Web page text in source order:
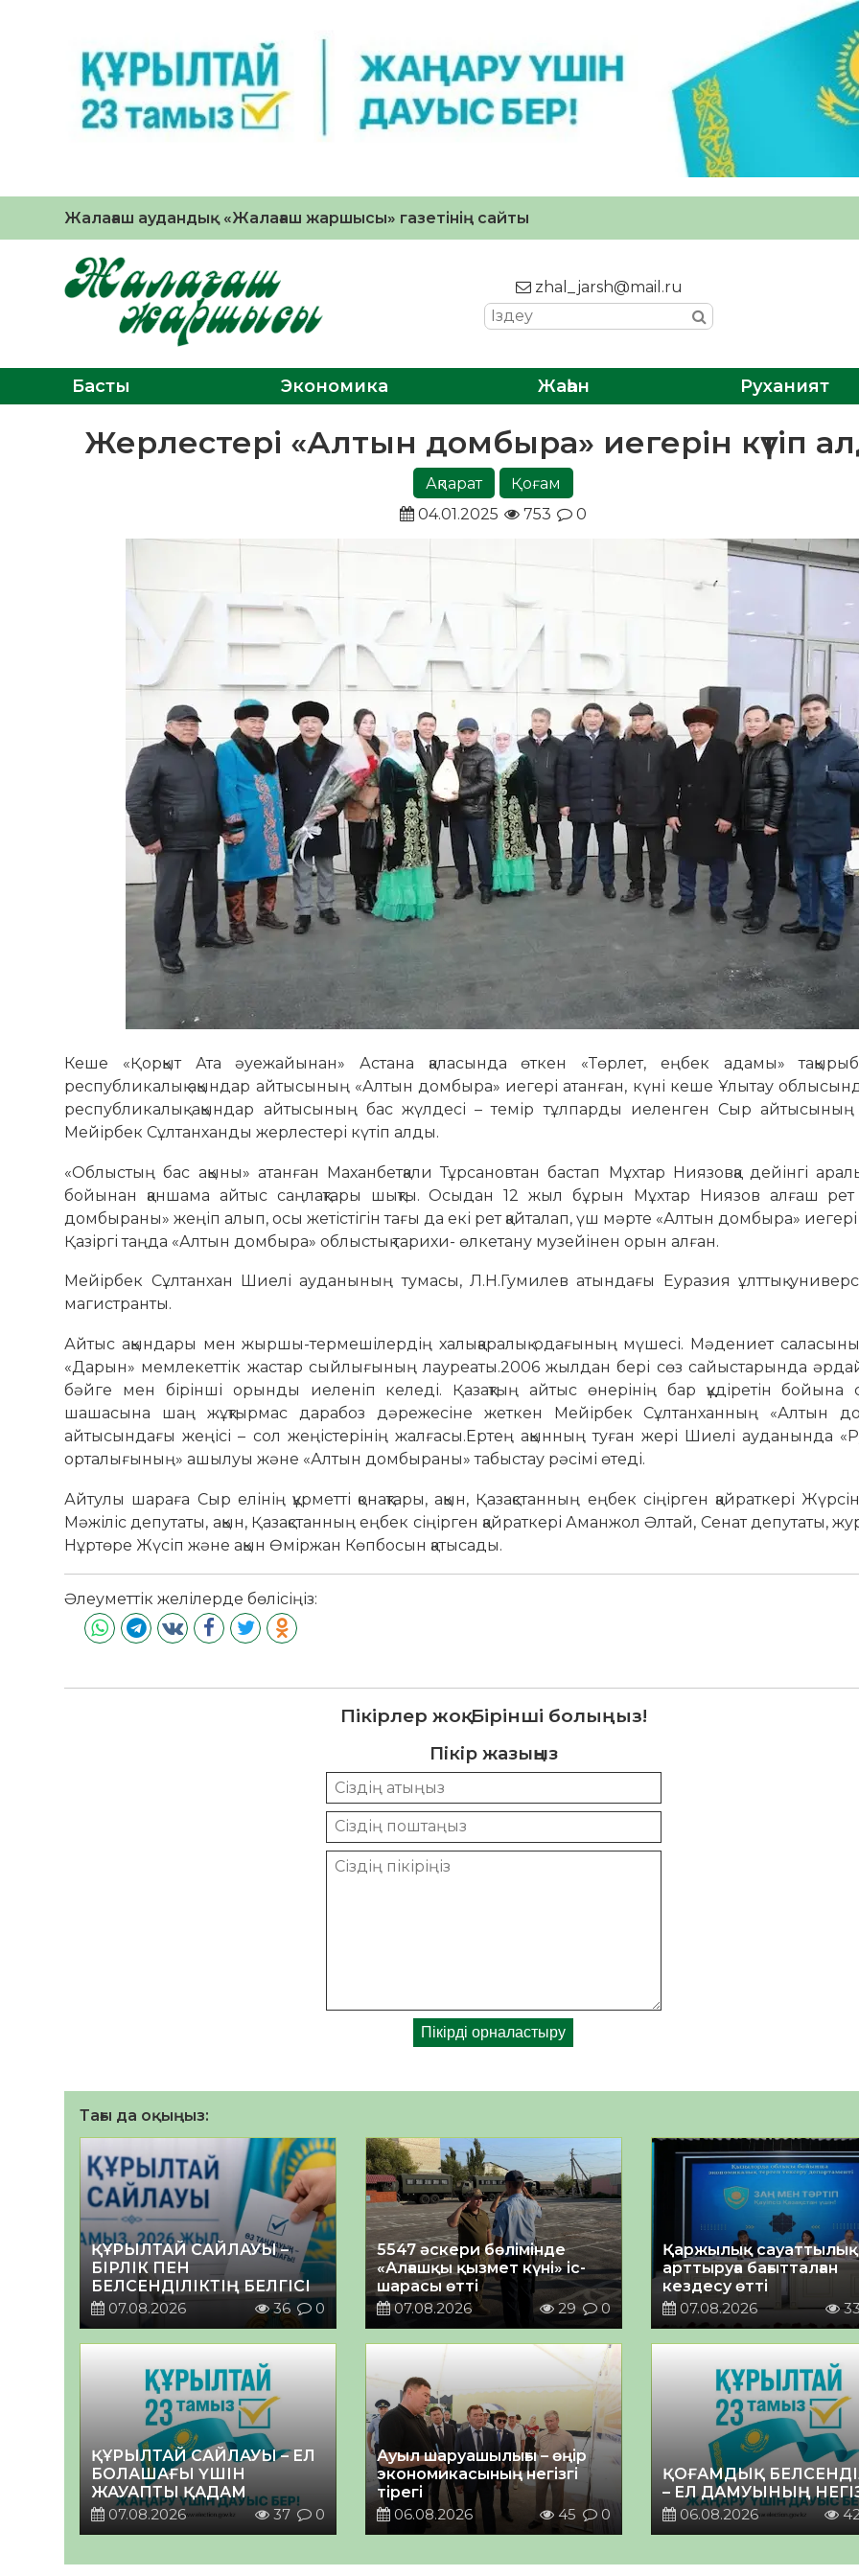
Жалағаш аудандық «Жалағаш жаршысы» газетінің сайты
zhal_jarsh@mail.ru
Басты Экономика Жаһан Руханият
Жерлестері «Алтын домбыра» иегерін күтіп
Ақпарат
Қоғам
04.01.2025
753 0
Кеше «Қорқыт Ата әуежайынан» Астана қаласында өткен «Төрлет, еңбек адамы»
республикалық ақындар айтысының «Алтын домбыра» иегері атанған, күні кеше Ұлытау
республикалық ақындар айтысының бас жүлдесі – темір тұлпарды иеленген Сыр айтысының
Мейірбек Сұлтанханды жерлестері күтіп алды.
«Облыстың бас ақыны» атанған Маханбетқали Тұрсановтан бастап Мұхтар Ниязовқа дейінгі
бойынан қаншама айтыс саңлақтары шықты. Осыдан 12 жыл бұрын Мұхтар Ниязов алғаш рет
домбыраны» жеңіп алып, осы жетістігін тағы да екі рет қайталап, үш мәрте «Алтын домбыра»
Қазіргі таңда «Алтын домбыра» облыстық тарихи- өлкетану музейінен орын алған.
Мейірбек Сұлтанхан Шиелі ауданының тумасы, Л.Н.Гумилев атындағы Еуразия ұлттық
магистранты.
Айтыс ақындары мен жыршы-термешілердің халықаралық одағының мүшесі. Мәдениет саласының
«Дарын» мемлекеттік жастар сыйлығының лауреаты.2006 жылдан бері сөз сайыстарында
бәйге мен бірінші орынды иеленіп келеді. Қазақтың айтыс өнерінің бар құдіретін бойына
шашасына шаң жұқтырмас дарабоз дәрежесіне жеткен Мейірбек Сұлтанханның «Алтын
айтысындағы жеңісі – сол жеңістерінің жалғасы.Ертең ақынның туған жері Шиелі ауданында
орталығының» ашылуы және «Алтын домбыраны» табыстау рәсімі өтеді.
Айтулы шараға Сыр елінің құрметті қонақтары, ақын, Қазақстанның еңбек сіңірген қайраткері
Мәжіліс депутаты, ақын, Қазақстанның еңбек сіңірген қайраткері Аманжол Әлтай, Сенат депутаты,
Нұртөре Жүсіп және ақын Өміржан Көпбосын қатысады.
Әлеуметтік желілерде бөлісіңіз:
Пікірлер жоқ. Бірінші болыңыз!
Пікір жазыңыз
Тағы да оқыңыз:
ҚҰРЫЛТАЙ САЙЛАУЫ –
БІРЛІК ПЕН
БЕЛСЕНДІЛІКТІҢ БЕЛГІСІ
07.08.2026
36 0
5547 әскери бөлімінде
«Алғашқы қызмет күні» іс-
шарасы өтті
07.08.2026
29 0
Қаржылық
арттыруға бағытталған
кездесу өтті
07.08.2026
ҚҰРЫЛТАЙ САЙЛАУЫ – ЕЛ
БОЛАШАҒЫ ҮШІН
ЖАУАПТЫ ҚАДАМ
07.08.2026
37 0
Ауыл шаруашылығы – өңір
экономикасының негізгі
тірегі
06.08.2026
45 0
ҚОҒАМДЫҚ
– ЕЛ ДАМУЫНЫҢ
06.08.2026